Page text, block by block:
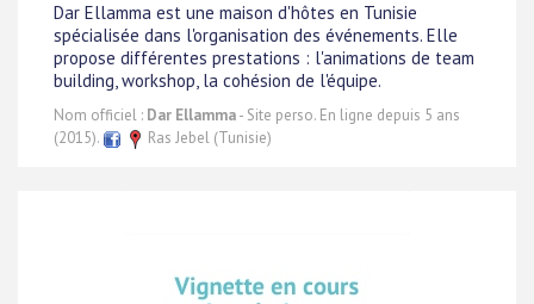
Dar Ellamma est une maison d'hôtes en Tunisie
spécialisée dans l'organisation des événements. Elle
propose différentes prestations : l'animations de team
building, workshop, la cohésion de l'équipe.
Nom officiel : Dar Ellamma- Site perso. En ligne depuis 5 ans
(2015).
Ras Jebel (Tunisie)